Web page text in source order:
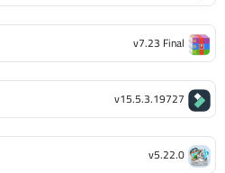
v7.23 Final
v15.5.3.19727
v5.22.0